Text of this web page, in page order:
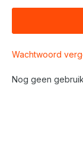
g
n
a
Wachtwoord
Nog geen